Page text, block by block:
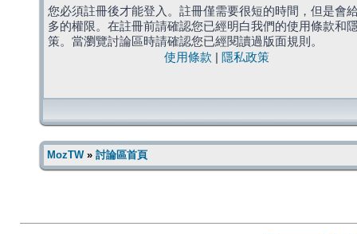
您必須註冊後才能登入。註冊僅需要很短的時間，但是會
多的權限。在註冊前請確認您已經明白我們的使用條款和
策。當瀏覽討論區時請確認您已經閱讀過版面規則。
使用條款
隱私政策
MozTW» 討論區首頁